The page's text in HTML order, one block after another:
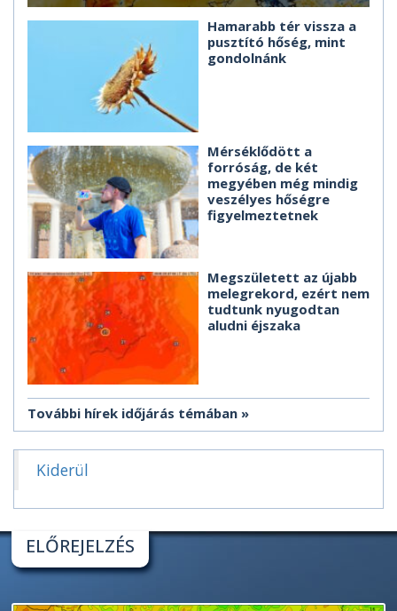
Hamarabb tér vissza a
pusztító hőség, mint
gondolnánk
Mérséklődött a
forróság, de két
megyében még mindig
veszélyes hőségre
figyelmeztetnek
Megszületett az újabb
melegrekord, ezért nem
tudtunk nyugodtan
aludni éjszaka
További hírek időjárás témában
Kiderül
ELŐREJELZÉS